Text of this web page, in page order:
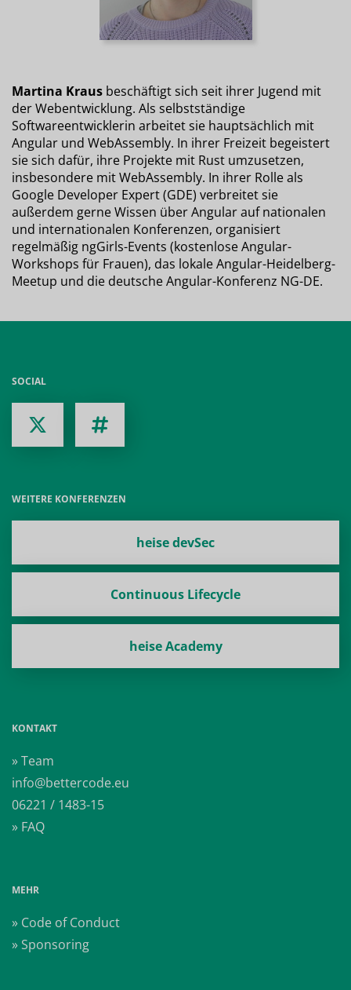
Martina Kraus beschäftigt sich seit ihrer Jugend mit
der Webentwicklung. Als selbstständige
Softwareentwicklerin arbeitet sie hauptsächlich mit
Angular und WebAssembly. In ihrer Freizeit begeistert
sie sich dafür, ihre Projekte mit Rust umzusetzen,
insbesondere mit WebAssembly. In ihrer Rolle als
Google Developer Expert (GDE) verbreitet sie
außerdem gerne Wissen über Angular auf nationalen
und internationalen Konferenzen, organisiert
regelmäßig ngGirls-Events (kostenlose Angular-
Workshops für Frauen), das lokale Angular-Heidelberg-
Meetup und die deutsche Angular-Konferenz NG-DE.
SOCIAL
WEITERE KONFERENZEN
heise devSec
Continuous Lifecycle
heise Academy
KONTAKT
» Team
info@bettercode.eu
06221 / 1483-15
» FAQ
MEHR
» Code of Conduct
» Sponsoring